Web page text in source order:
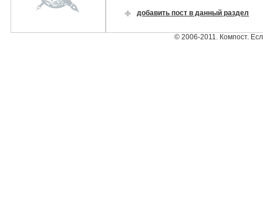
добавить пост в данный раздел
© 2006-2011. Компост.